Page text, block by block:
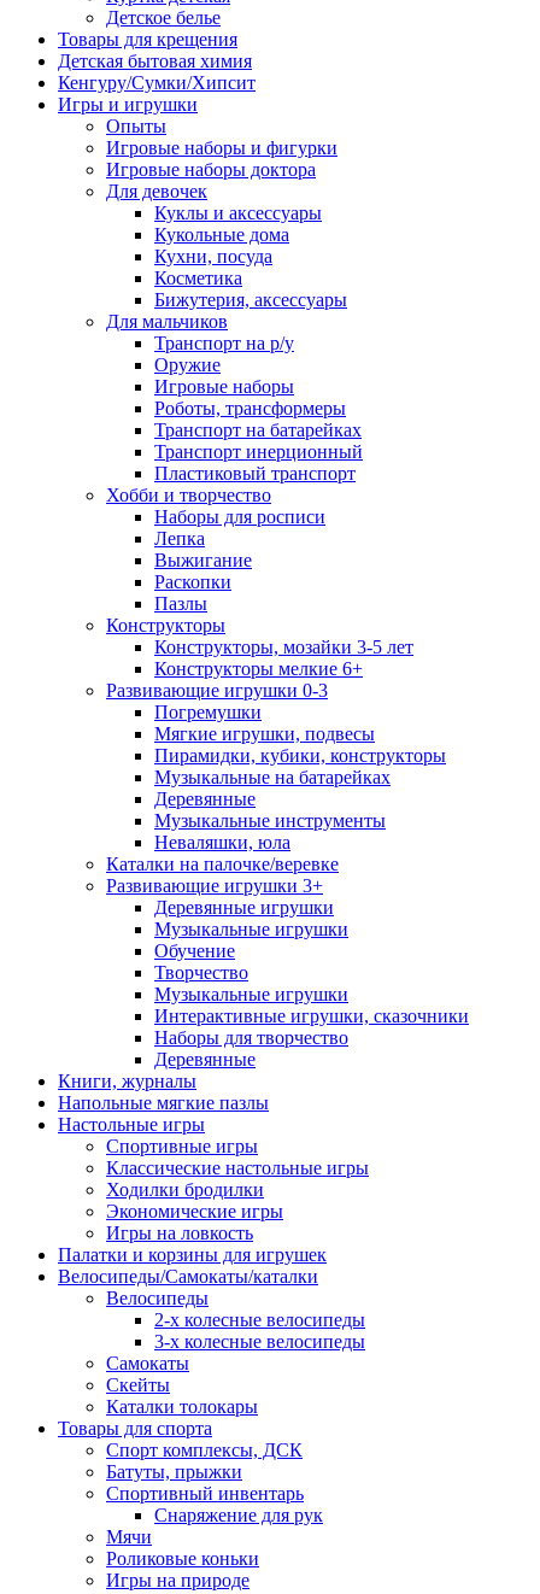
Детское белье
Товары для крещения
Детская бытовая химия
Кенгуру/Сумки/Хипсит
Игры и игрушки
Опыты
Игровые наборы и фигурки
Игровые наборы доктора
Для девочек
Куклы и аксессуары
Кукольные дома
Кухни, посуда
Косметика
Бижутерия, аксессуары
Для мальчиков
Транспорт на р/у
Оружие
Игровые наборы
Роботы, трансформеры
Транспорт на батарейках
Транспорт инерционный
Пластиковый транспорт
Хобби и творчество
Наборы для росписи
Лепка
Выжигание
Раскопки
Пазлы
Конструкторы
Конструкторы, мозайки 3-5 лет
Конструкторы мелкие 6+
Развивающие игрушки 0-3
Погремушки
Мягкие игрушки, подвесы
Пирамидки, кубики, конструкторы
Музыкальные на батарейках
Деревянные
Музыкальные инструменты
Неваляшки, юла
Каталки на палочке/веревке
Развивающие игрушки 3+
Деревянные игрушки
Музыкальные игрушки
Обучение
Творчество
Музыкальные игрушки
Интерактивные игрушки, сказочники
Наборы для творчество
Деревянные
Книги, журналы
Напольные мягкие пазлы
Настольные игры
Спортивные игры
Классические настольные игры
Ходилки бродилки
Экономические игры
Игры на ловкость
Палатки и корзины для игрушек
Велосипеды/Самокаты/каталки
Велосипеды
2-х колесные велосипеды
3-х колесные велосипеды
Самокаты
Скейты
Каталки толокары
Товары для спорта
Спорт комплексы, ДСК
Батуты, прыжки
Спортивный инвентарь
Снаряжение для рук
Мячи
Роликовые коньки
Игры на природе